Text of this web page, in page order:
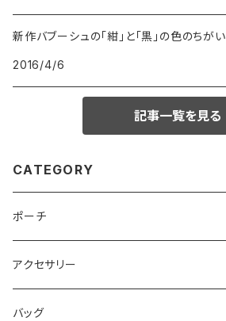
新作バブーシュの「紺」と「黒」の色のちがい
2016/4/6
記事一覧を見る
CATEGORY
ポーチ
アクセサリー
バッグ